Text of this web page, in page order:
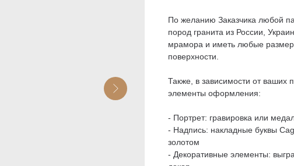
По желанию Заказчика любой
пород гранита из России,
мрамора и иметь любые
поверхности.
Также, в зависимости от
элементы оформления:
- Портрет: гравировка или
- Надпись: накладные буквы
золотом
- Декоративные элементы: